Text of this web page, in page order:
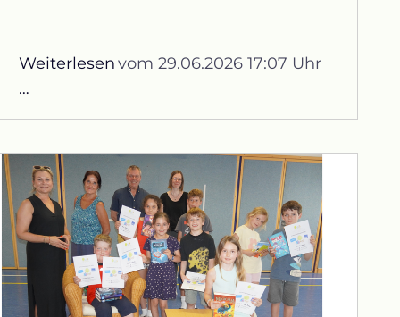
vom 29.06.2026 17:07 Uhr
Weiterlesen
…
und
Waldgeheimnissen